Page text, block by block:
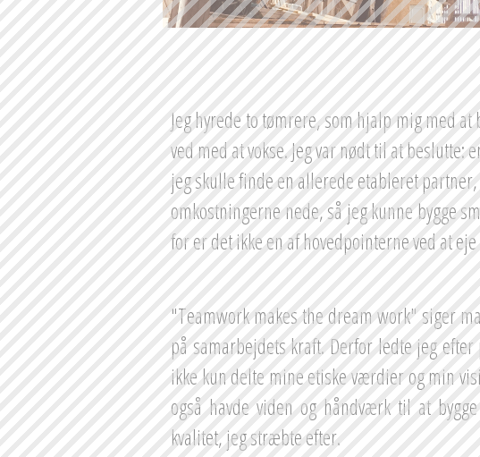
Jeg hyrede to tømrere, som hjalp mig med
ved med at vokse. Jeg var nødt til at
jeg skulle finde en allerede etableret
omkostningerne nede, så jeg kunne bygge
for er det ikke en af hovedpointerne ved at
"Teamwork makes the dream work" siger
på samarbejdets kraft. Derfor ledte jeg
ikke kun delte mine etiske værdier og min
også havde viden og håndværk til at
kvalitet, jeg stræbte efter.